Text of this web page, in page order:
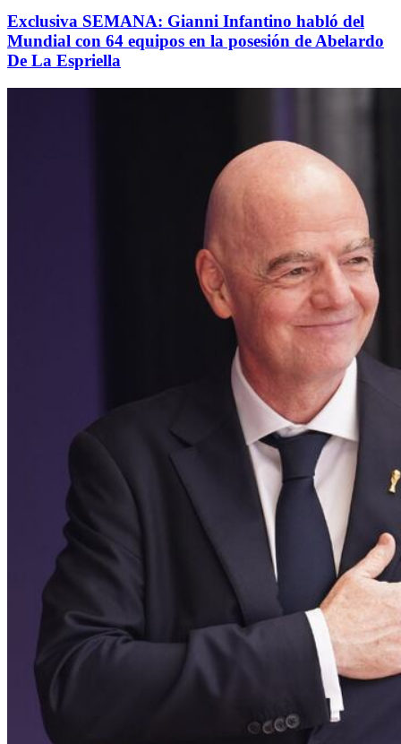
Exclusiva SEMANA: Gianni Infantino habló del
Mundial con 64 equipos en la posesión de Abelardo
De La Espriella